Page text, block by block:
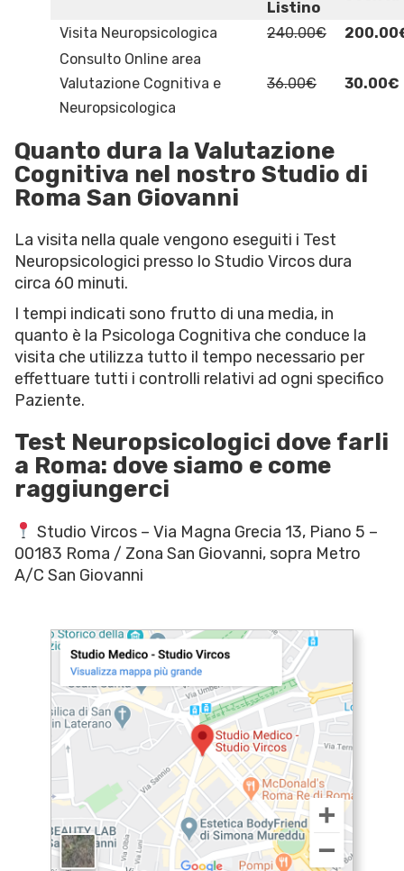
Listino
Visita Neuropsicologica 240.00€
Consulto Online area
Valutazione Cognitiva e
Neuropsicologica
36.00€ 30.00€
Quanto dura la Valutazione
Cognitiva nel nostro Studio di
Roma San Giovanni
La visita nella quale vengono eseguiti i Test
Neuropsicologici presso lo Studio Vircos dura
circa 60 minuti.
I tempi indicati sono frutto di una media, in
quanto è la Psicologa Cognitiva che conduce la
visita che utilizza tutto il tempo necessario per
effettuare tutti i controlli relativi ad ogni specifico
Paziente.
Test Neuropsicologici dove farli
a Roma: dove siamo e come
raggiungerci
Studio Vircos – Via Magna Grecia 13, Piano 5 –
00183 Roma / Zona San Giovanni, sopra Metro
A/C San Giovanni